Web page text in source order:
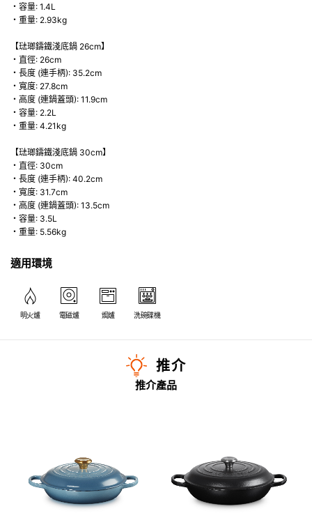
・容量: 1.4L
・重量: 2.93kg
【琺瑯鑄鐵淺底鍋 26cm】
・直徑: 26cm
・長度 (連手柄): 35.2cm
・寬度: 27.8cm
・高度 (連鍋蓋頭): 11.9cm
・容量: 2.2L
・重量: 4.21kg
【琺瑯鑄鐵淺底鍋 30cm】
・直徑: 30cm
・長度 (連手柄): 40.2cm
・寬度: 31.7cm
・高度 (連鍋蓋頭): 13.5cm
・容量: 3.5L
・重量: 5.56kg
適用環境
明火爐 電磁爐 焗爐 洗碗碟機
推介
推介產品